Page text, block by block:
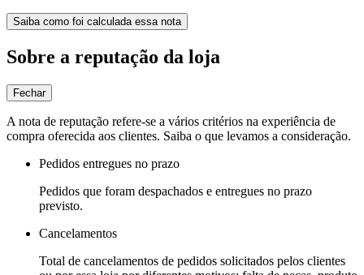
Saiba como foi calculada essa nota
Sobre a reputação da loja
Fechar
A nota de reputação refere-se a vários critérios na experiência de
compra oferecida aos clientes. Saiba o que levamos a consideração.
Pedidos entregues no prazo
Pedidos que foram despachados e entregues no prazo
previsto.
Cancelamentos
Total de cancelamentos de pedidos solicitados pelos clientes